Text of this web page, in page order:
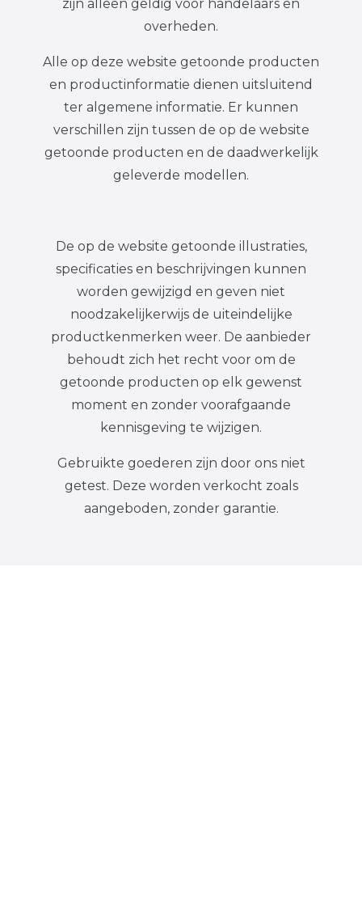
zijn alleen geldig voor handelaars en
overheden.
Alle op deze website getoonde producten
en productinformatie dienen uitsluitend
ter algemene informatie. Er kunnen
verschillen zijn tussen de op de website
getoonde producten en de daadwerkelijk
geleverde modellen.
De op de website getoonde illustraties,
specificaties en beschrijvingen kunnen
worden gewijzigd en geven niet
noodzakelijkerwijs de uiteindelijke
productkenmerken weer. De aanbieder
behoudt zich het recht voor om de
getoonde producten op elk gewenst
moment en zonder voorafgaande
kennisgeving te wijzigen.
Gebruikte goederen zijn door ons niet
getest. Deze worden verkocht zoals
aangeboden, zonder garantie.